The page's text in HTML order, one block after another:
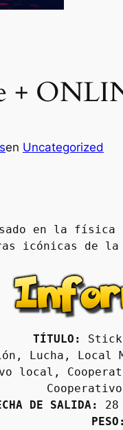
+
en Uncategorized
en la
icónicas de la
TÍTULO:
Stick
Lucha,
local,
DE SALIDA:
PESO: